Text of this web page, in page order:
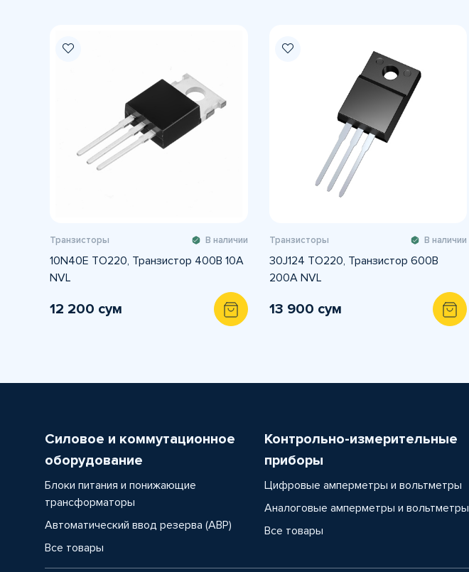
Транзисторы В наличии
10N40E TO220, Транзистор 400В 10А
NVL
12 200 сум
Транзисторы В наличии
30J124 TO220, Транзистор 600В
200А NVL
13 900 сум
Силовое и коммутационное
оборудование
Блоки питания и понижающие
трансформаторы
Автоматический ввод резерва (АВР)
Все товары
Контрольно-измерительные
приборы
Цифровые амперметры и вольтметры
Аналоговые амперметры и вольтметры
Все товары